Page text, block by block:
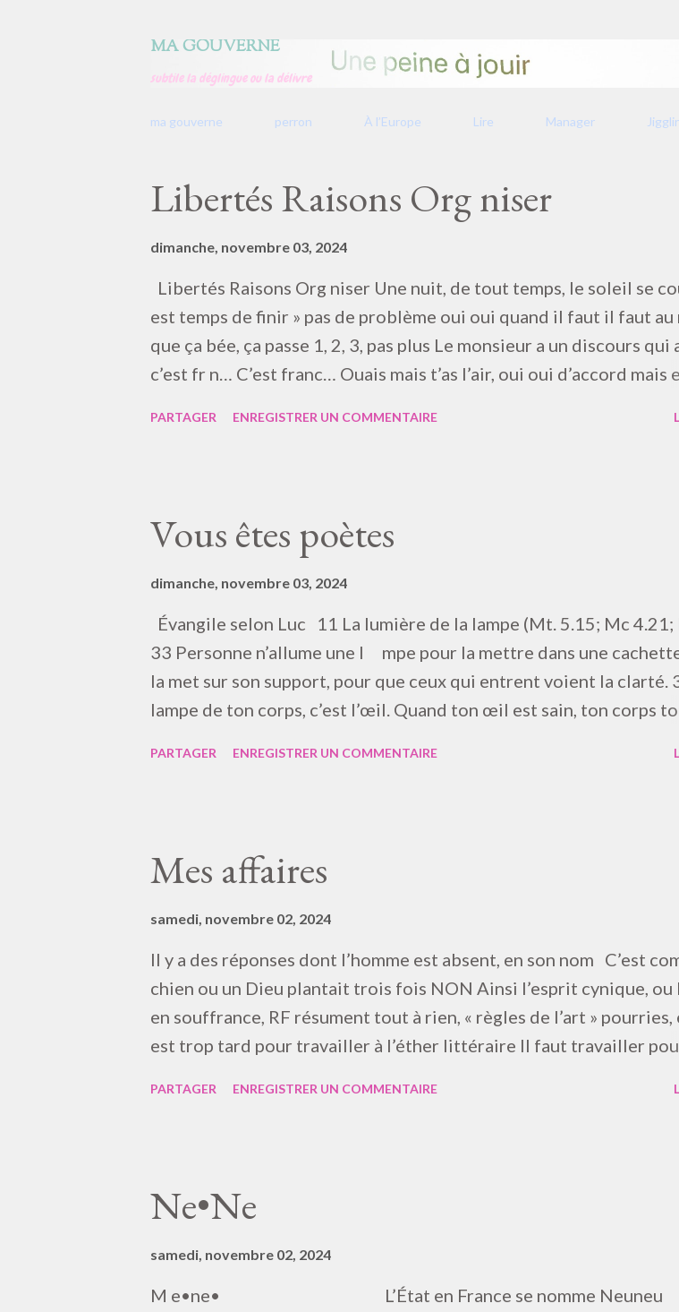
MA GOUVERNE
subtile la déglingue ou la délivre
ma gouverne perron À l’Europe Lire Manager
Libertés Raisons Org niser
dimanche, novembre 03, 2024
Libertés Raisons Org niser Une nuit, de tout temps, le soleil se
est temps de finir » pas de problème oui oui quand il faut il faut au
que ça bée, ça passe 1, 2, 3, pas plus Le monsieur a un discours qui
c’est fr n… C’est franc… Ouais mais t’as l’air, oui oui d’accord mais
était en synchronisation… oui Oui oui oui oui mais il coupait en
synchronisation mais c’était une machine en fait et moi euh j’étais
eugh des gens tout à fait bien accordés en en pas en synchronicité
aujourd’hui Mais à pa...
PARTAGER ENREGISTRER UN COMMENTAIRE
Vous êtes poètes
dimanche, novembre 03, 2024
Évangile selon Luc 11 La lumière de la lampe (Mt. 5.15; Mc 4.21;
33 Personne n’allume une l mpe pour la mettre dans une
la met sur son support, pour que ceux qui entrent voient la clarté.
lampe de ton corps, c’est l’œil. Quand ton œil est sain, ton corps
comme lorsque la lampe t’illumine de son éclat. Ainsi parle Jésus,
Parole sur la l ngue et l’état
PARTAGER ENREGISTRER UN COMMENTAIRE
Mes affaires
samedi, novembre 02, 2024
Il y a des réponses dont l’homme est absent, en son nom C’est
chien ou un Dieu plantait trois fois NON Ainsi l’esprit cynique, ou
en souffrance, RF résument tout à rien, « règles de l’art »
est trop tard pour travailler à l’éther littéraire Il faut travailler
PARTAGER ENREGISTRER UN COMMENTAIRE
Ne•Ne
samedi, novembre 02, 2024
M e•ne• L’État en France se nomme